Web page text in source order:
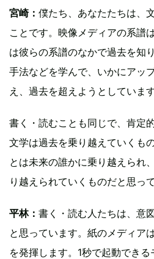
宮崎： 僕たち、あなたたちは、
ことです。映像メディアの系譜
は彼らの系譜のなかで過去を知
手法などを学んで、いかにアッ
え、過去を超えようとしています
書く・読むことも同じで、肯定
文学は過去を乗り越えていくも
とは未来の誰かに乗り越えられ
り越えられていくものだと思っ
平林： 書く・読む人たちは、意
と思っています。紙のメディア
を発揮します。1秒で起動でき